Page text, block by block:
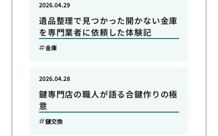
遺品整理で見つかった開かない金庫
を専門業者に依頼した体験記
2026.04.29
金庫
鍵専門店の職人が語る合鍵作りの極
意
2026.04.28
鍵交換